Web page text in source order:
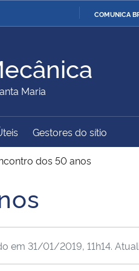
COMUNICA
Ministério da Defesa
Ministério da Cidadania
Ministério do
Desenvolvimento Regional
Advocacia-Geral da União
Maria
Gestores do sítio
dos 50 anos
em 31/01/2019, 11h14.